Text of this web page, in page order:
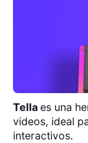
Tella es una
videos, ideal
interactivos.